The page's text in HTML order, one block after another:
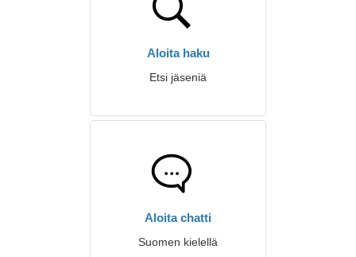
Aloita haku
Etsi jäseniä
Aloita chatti
Suomen kielellä